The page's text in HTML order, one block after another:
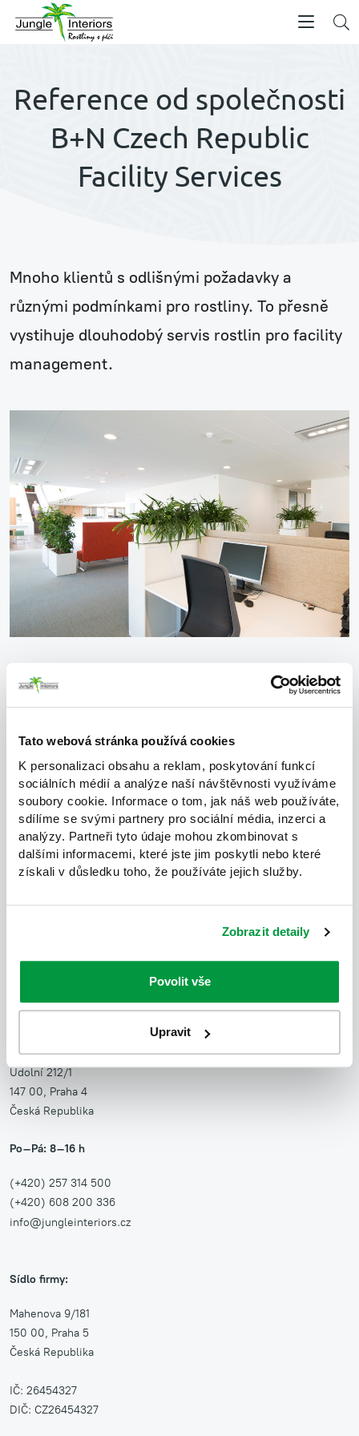
Tato webová stránka používá cookies
K personalizaci obsahu a reklam, poskytování funkcí
sociálních médií a analýze naší návštěvnosti využíváme
soubory cookie. Informace o tom, jak náš web používáte,
sdílíme se svými partnery pro sociální média, inzerci a
analýzy. Partneři tyto údaje mohou zkombinovat s
dalšími informacemi, které jste jim poskytli nebo které
získali v důsledku toho, že používáte jejich služby.
Zobrazit detaily
Povolit vše
Upravit
Reference od společnosti
B+N Czech Republic
Facility Services
Mnoho klientů s odlišnými požadavky a
různými podmínkami pro rostliny. To přesně
vystihuje dlouhodobý servis rostlin pro facility
management.
"Kvalita, profesionalita a rychlost to jsou slova, která
hlavně toho, že jakýkoliv požadavek není pro JI žádný
Doporučujeme ke spolupráci."
Tereza Dvořáčková - asistentka manažera síťových zakázek
JUNGLE INTERIORS, s.r.o.
Showroom a zasílací adresa:
Údolní 212/1
147 00, Praha 4
Česká Republika
Po–Pá: 8–16 h
(+420) 257 314 500
(+420) 608 200 336
info@jungleinteriors.cz
Sídlo firmy:
Mahenova 9/181
150 00, Praha 5
Česká Republika
IČ: 26454327
DIČ: CZ26454327